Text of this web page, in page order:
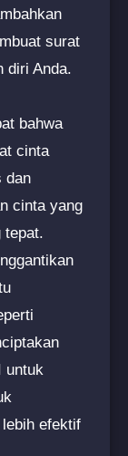
surat
diri Anda.
bahwa
cinta
dan
cinta yang
tepat.
untuk
efektif